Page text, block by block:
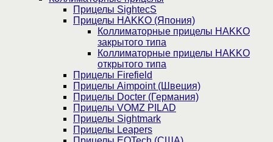
Прицелы SightecS
Прицелы HAKKO (Япония)
Коллиматорные прицелы HAKKO
закрытого типа
Коллиматорные прицелы HAKKO
открытого типа
Прицелы Firefield
Прицелы Aimpoint (Швеция)
Прицелы Docter (Германия)
Прицелы VOMZ PILAD
Прицелы Sightmark
Прицелы Leapers